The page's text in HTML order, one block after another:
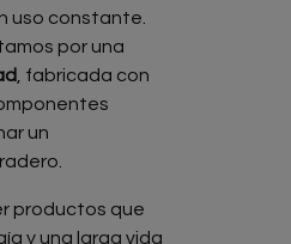
uso constante.
por una
, fabricada con
un
productos que
y una larga vida